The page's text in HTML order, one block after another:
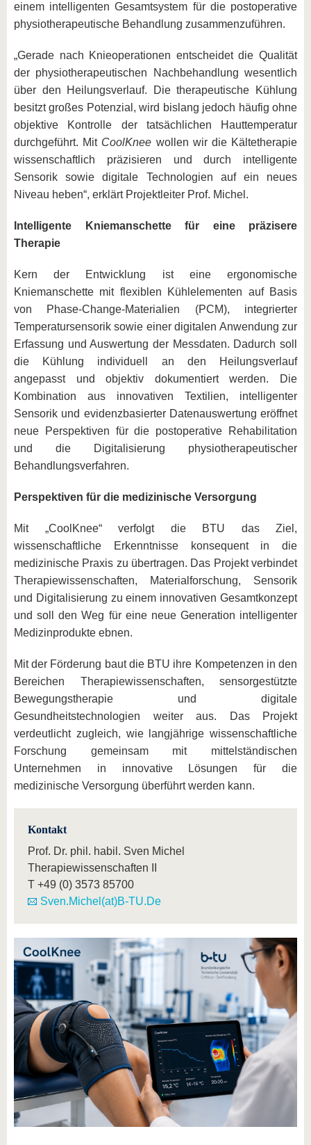
einem intelligenten Gesamtsystem für die postoperative
physiotherapeutische Behandlung zusammenzuführen.
„Gerade nach Knieoperationen entscheidet die Qualität
der physiotherapeutischen Nachbehandlung wesentlich
über den Heilungsverlauf. Die therapeutische Kühlung
besitzt großes Potenzial, wird bislang jedoch häufig ohne
objektive Kontrolle der tatsächlichen Hauttemperatur
durchgeführt. Mit CoolKnee wollen wir die Kältetherapie
wissenschaftlich präzisieren und durch intelligente
Sensorik sowie digitale Technologien auf ein neues
Niveau heben“, erklärt Projektleiter Prof. Michel.
Intelligente Kniemanschette für eine präzisere
Therapie
Kern der Entwicklung ist eine ergonomische
Kniemanschette mit flexiblen Kühlelementen auf Basis
von Phase-Change-Materialien (PCM), integrierter
Temperatursensorik sowie einer digitalen Anwendung zur
Erfassung und Auswertung der Messdaten. Dadurch soll
die Kühlung individuell an den Heilungsverlauf
angepasst und objektiv dokumentiert werden. Die
Kombination aus innovativen Textilien, intelligenter
Sensorik und evidenzbasierter Datenauswertung eröffnet
neue Perspektiven für die postoperative Rehabilitation
und die Digitalisierung physiotherapeutischer
Behandlungsverfahren.
Perspektiven für die medizinische Versorgung
Mit „CoolKnee“ verfolgt die BTU das Ziel,
wissenschaftliche Erkenntnisse konsequent in die
medizinische Praxis zu übertragen. Das Projekt verbindet
Therapiewissenschaften, Materialforschung, Sensorik
und Digitalisierung zu einem innovativen Gesamtkonzept
und soll den Weg für eine neue Generation intelligenter
Medizinprodukte ebnen.
Mit der Förderung baut die BTU ihre Kompetenzen in den
Bereichen Therapiewissenschaften, sensorgestützte
Bewegungstherapie und digitale
Gesundheitstechnologien weiter aus. Das Projekt
verdeutlicht zugleich, wie langjährige wissenschaftliche
Forschung gemeinsam mit mittelständischen
Unternehmen in innovative Lösungen für die
medizinische Versorgung überführt werden kann.
Kontakt
Prof. Dr. phil. habil. Sven Michel
Therapiewissenschaften II
T +49 (0) 3573 85700
Sven.Michel(at)B-TU.De